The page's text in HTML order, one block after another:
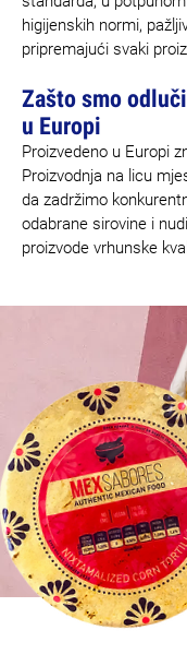
higijenskih normi,
pripremajući svaki
Zašto smo
u Europi
Proizvedeno u Europi
Proizvodnja na licu
da zadržimo
odabrane sirovine i
proizvode vrhunske